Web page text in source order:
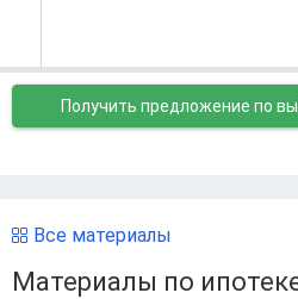
Получить предложение по
Все материалы
Материалы по